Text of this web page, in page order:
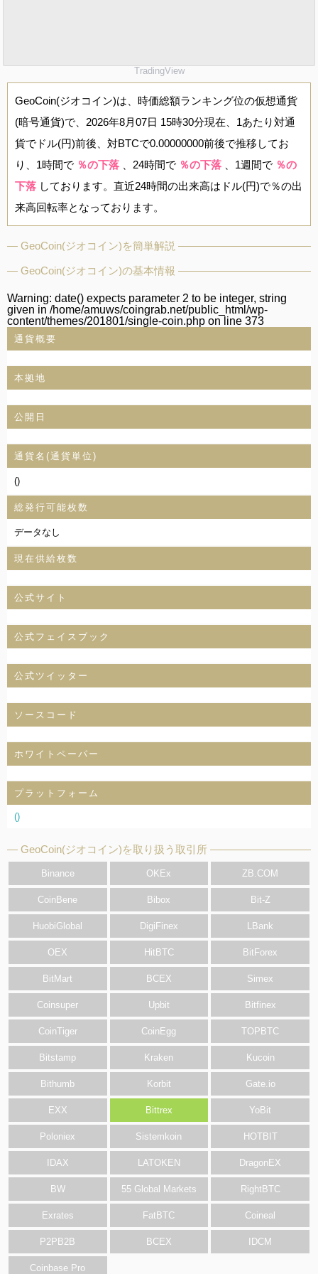
TradingView
GeoCoin(ジオコイン)は、時価総額ランキング位の仮想通貨
(暗号通貨)で、2026年8月07日 15時30分現在、1あたり対通
貨でドル(円)前後、対BTCで0.00000000前後で推移してお
り、1時間で ％の下落 、24時間で ％の下落 、1週間で ％の
下落 しております。直近24時間の出来高はドル(円)で％の出
来高回転率となっております。
GeoCoin(ジオコイン)を簡単解説
GeoCoin(ジオコイン)の基本情報
Warning: date() expects parameter 2 to be integer, string
given in /home/amuws/coingrab.net/public_html/wp-
content/themes/201801/single-coin.php on line 373
通貨概要
本拠地
公開日
通貨名(通貨単位)
()
総発行可能枚数
データなし
現在供給枚数
公式サイト
公式フェイスブック
公式ツイッター
ソースコード
ホワイトペーパー
プラットフォーム
()
GeoCoin(ジオコイン)を取り扱う取引所
Binance OKEx ZB.COM
CoinBene Bibox Bit-Z
HuobiGlobal DigiFinex LBank
OEX HitBTC BitForex
BitMart BCEX Simex
Coinsuper Upbit Bitfinex
CoinTiger CoinEgg TOPBTC
Bitstamp Kraken Kucoin
Bithumb Korbit Gate.io
EXX Bittrex YoBit
Poloniex Sistemkoin HOTBIT
IDAX LATOKEN DragonEX
BW 55 Global Markets RightBTC
Exrates FatBTC Coineal
P2PB2B BCEX IDCM
Coinbase Pro